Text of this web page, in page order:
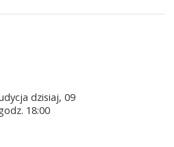
dzisiaj, 09
18:00